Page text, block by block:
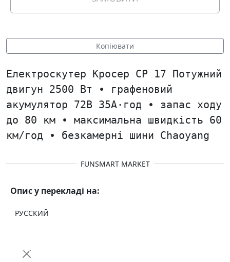
Копіювати
Електроскутер Кросер СР 17 Потужний
двигун 2500 Вт • графеновий
акумулятор 72В 35А·год • запас ходу
до 80 км • максимальна швидкість 60
км/год • безкамерні шини Chaoyang
FUNSMART MARKET
Опис у перекладі на:
РУССКИЙ
Ми щойно створили